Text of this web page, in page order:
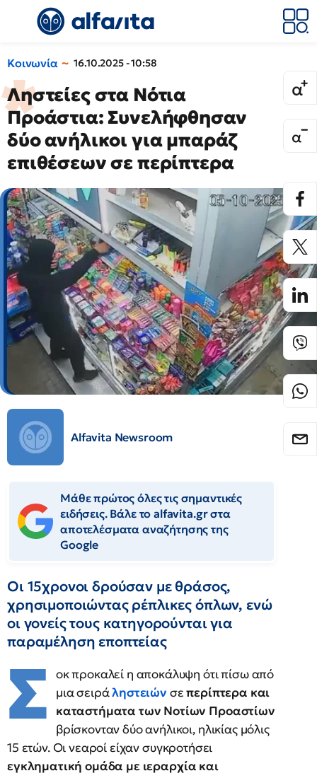
Κοινωνία 16.10.2025 - 10:58
Ληστείες στα Νότια
Προάστια: Συνελήφθησαν
δύο ανήλικοι για μπαράζ
επιθέσεων σε περίπτερα
Alfavita Newsroom
Μάθε πρώτος όλες τις σημαντικές
ειδήσεις. Βάλε το alfavita.gr στα
αποτελέσματα αναζήτησης της
Google
Οι 15χρονοι δρούσαν με θράσος,
χρησιμοποιώντας ρέπλικες όπλων, ενώ
οι γονείς τους κατηγορούνται για
παραμέληση εποπτείας
Σ οκ προκαλεί η αποκάλυψη ότι πίσω από
μια σειράληστειών σεπερίπτερα και
καταστήματα των Νοτίων Προαστίων
βρίσκονταν δύο ανήλικοι, ηλικίας μόλις
15 ετών. Οι νεαροί είχαν συγκροτήσει
εγκληματική ομάδα με ιεραρχία και